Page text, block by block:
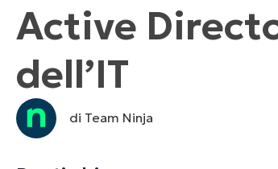
CONTATTO
CONTATTO
CONTATTO
CONTATTO
Active
dell’IT
di Team Ninja